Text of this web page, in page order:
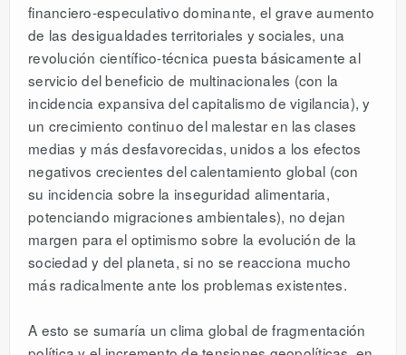
financiero-especulativo dominante, el grave aumento
de las desigualdades territoriales y sociales, una
revolución científico-técnica puesta básicamente al
servicio del beneficio de multinacionales (con la
incidencia expansiva del capitalismo de vigilancia), y
un crecimiento continuo del malestar en las clases
medias y más desfavorecidas, unidos a los efectos
negativos crecientes del calentamiento global (con
su incidencia sobre la inseguridad alimentaria,
potenciando migraciones ambientales), no dejan
margen para el optimismo sobre la evolución de la
sociedad y del planeta, si no se reacciona mucho
más radicalmente ante los problemas existentes.
A esto se sumaría un clima global de fragmentación